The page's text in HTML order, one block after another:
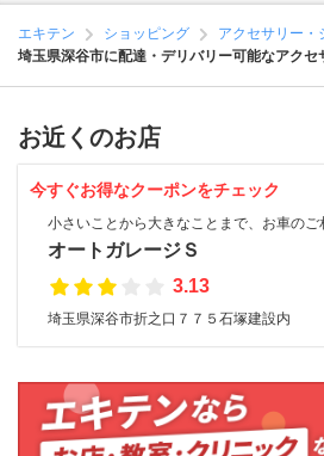
エキテン ショッピング
アクセサリー・
埼玉県深谷市に配達・デリバリー可能なアクセ
お近くのお店
今すぐお得なクーポンをチェック
小さいことから大きなことまで、お車の
オートガレージＳ
3.13
埼玉県深谷市折之口７７５石塚建設内